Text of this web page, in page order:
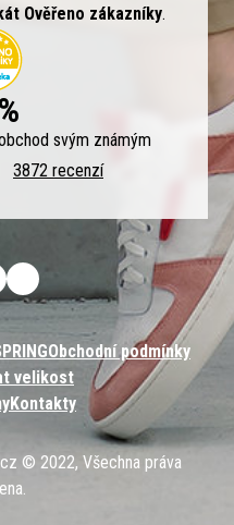
Ověřeno zákazníky.
svým známým
3872 recenzí
Obchodní podmínky
velikost
Kontakty
© 2022, Všechna práva